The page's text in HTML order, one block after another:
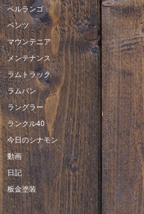
ベルランゴ
ベンツ
マウンテニア
メンテナンス
ラムトラック
ラムバン
ラングラー
ランクル40
今日のシナモン
動画
日記
板金塗装